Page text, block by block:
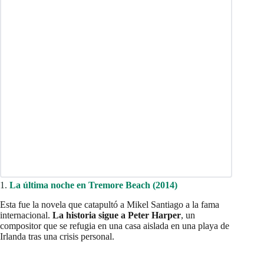
1. La última noche en Tremore Beach (2014)
Esta fue la novela que catapultó a Mikel Santiago a la fama
internacional. La historia sigue a Peter Harper, un
compositor que se refugia en una casa aislada en una playa de
Irlanda tras una crisis personal.